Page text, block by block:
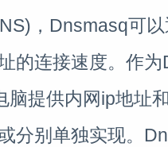
，Dnsmasq可
的连接速度。作
脑提供内网ip地址
分别单独实现。